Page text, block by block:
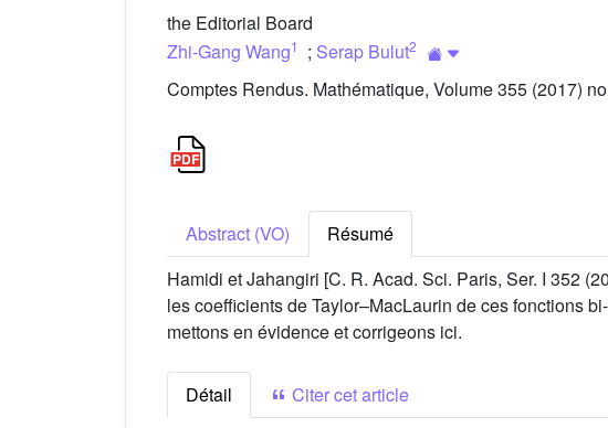
the Editorial Board
Zhi-Gang Wang1 ; Serap Bulut2
Comptes Rendus. Mathématique, Volume 355 (2017)
Abstract (VO)
Résumé
Hamidi et Jahangiri [C. R. Acad. Sci. Paris, Ser. I 352
les coefficients de Taylor–MacLaurin de ces fonctions
mettons en évidence et corrigeons ici.
Détail
Citer cet article